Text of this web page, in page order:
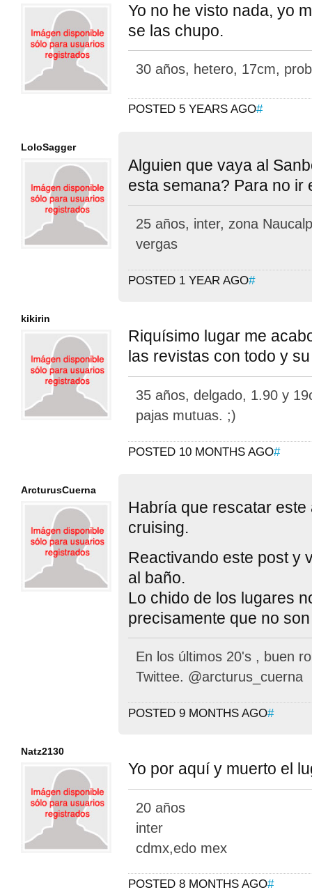
Yo no he visto nada, yo
se las chupo.
30 años, hetero, 17cm,
POSTED 5 YEARS AGO#
LoloSagger
Alguien que vaya al
esta semana? Para no ir
25 años, inter, zona
vergas
POSTED 1 YEAR AGO#
kikirin
Riquísimo lugar me
las revistas con todo y
35 años, delgado, 1.90 y
pajas mutuas. ;)
POSTED 10 MONTHS AGO#
ArcturusCuerna
Habría que rescatar este
cruising.
Reactivando este post y
al baño.
Lo chido de los lugares
precisamente que no
En los últimos 20's , buen
Twittee. @arcturus_cuerna
POSTED 9 MONTHS AGO#
Natz2130
Yo por aquí y muerto el
20 años
inter
cdmx,edo mex
POSTED 8 MONTHS AGO#